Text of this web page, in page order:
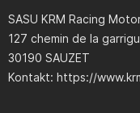
SASU KRM Racing
127 chemin de la garrigu
30190 SAUZET
Kontakt: https://